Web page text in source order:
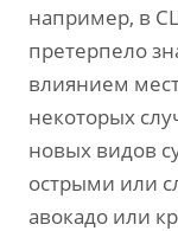
например, в
претерпело
влиянием
некоторых
новых видов
острыми или
авокадо или